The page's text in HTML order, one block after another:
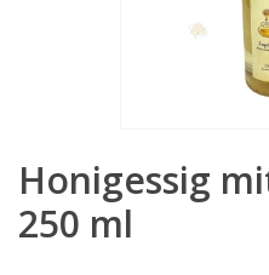
Honigessig
250 ml